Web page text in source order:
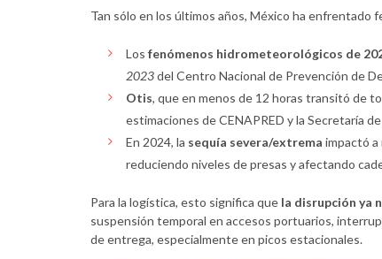
Tan sólo en los últimos años, México ha
Los fenómenos hidrometeorológicos de
2023del Centro Nacional de Prevención de
Otis, que en menos de 12 horas transitó de
estimaciones de CENAPRED y la Secretaría
En 2024, la sequía severa/extrema impactó a
reduciendo niveles de presas y afectando
Para la logística, esto significa que la disrupción ya
suspensión temporal en accesos portuarios,
de entrega, especialmente en picos estacionales.